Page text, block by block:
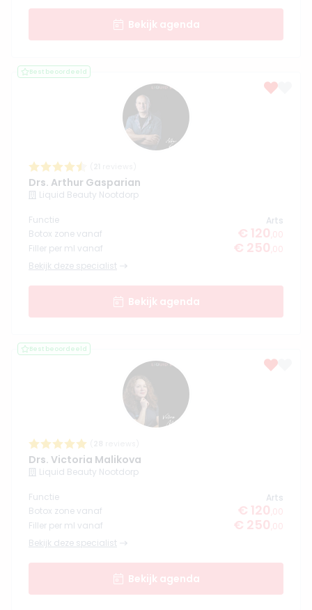
Bekijk agenda
Best beoordeeld
Drs. Arthur Gasparian
Liquid Beauty Nootdorp
Functie
Arts
Botox zone vanaf
€ 120 ,00
Filler per ml vanaf
€ 250 ,00
Bekijk deze specialist
Bekijk agenda
Best beoordeeld
Drs. Victoria Malikova
Liquid Beauty Nootdorp
Functie
Arts
Botox zone vanaf
€ 120 ,00
Filler per ml vanaf
€ 250 ,00
Bekijk deze specialist
Bekijk agenda